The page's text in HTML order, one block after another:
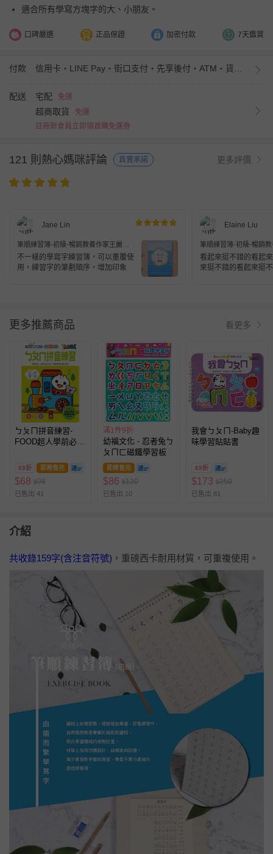
適合所有學寫方塊字的大、小朋友。
口碑嚴選 正品保證 加密付款 7天鑑賞
付款
配送 宅配 免運
超商取貨
免運
註冊新會員立即領首購免運券
121 則熱心媽咪評論 真實承諾 更多評價
Jane Lin
筆順練習簿-初級-暢銷教養作家王麗芳
老師研發-24頁
不一樣的學寫字練習簿，可以重覆使
用，練習字的筆劃順序，增加印象
Elaine Liu
筆順練習簿-初級-暢銷
老師研發-24頁
看起來挺不錯的看起
來挺不錯的看起來挺
更多推薦商品 看更多
ㄅㄆㄇ拼音練習-
FOOD超人學前必備
69折 即將售完
$68 $98
已售出 41
滿1件9折
幼福文化 - 忍者兔ㄅ
ㄆㄇㄈ磁鐵學習板
即將售完
$86 $120
已售出 10
我會ㄅㄆㄇ-Baby趣
味學習貼貼書
69折
$173 $250
已售出 81
介紹
共收錄159字(含注音符號) ，重磅西卡耐用材質，可重複使用。